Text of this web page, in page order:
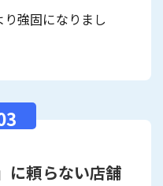
強固になりまし
に頼らない店舗